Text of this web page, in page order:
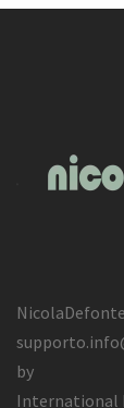
by
International